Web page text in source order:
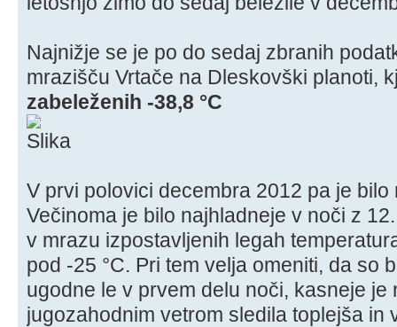
Najnižje se je po do sedaj zbranih
mrazišču Vrtače na Dleskovški planoti,
zabeleženih -38,8 °C
V prvi polovici decembra 2012 pa je
Večinoma je bilo najhladneje v noči z
v mrazu izpostavljenih legah
pod -25 °C. Pri tem velja omeniti, da so
ugodne le v prvem delu noči, kasneje je
jugozahodnim vetrom sledila toplejša in